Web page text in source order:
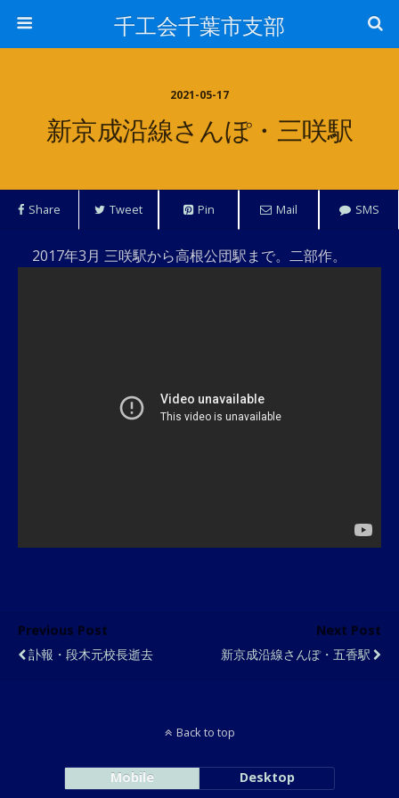
千工会千葉市支部
2021-05-17
新京成沿線さんぽ・三咲駅
Share Tweet Pin Mail SMS
2017年3月 三咲駅から高根公団駅まで。二部作。
Previous Post
訃報・段木元校長逝去
Next Post
新京成沿線さんぽ・五香駅
Back to top
Mobile Desktop